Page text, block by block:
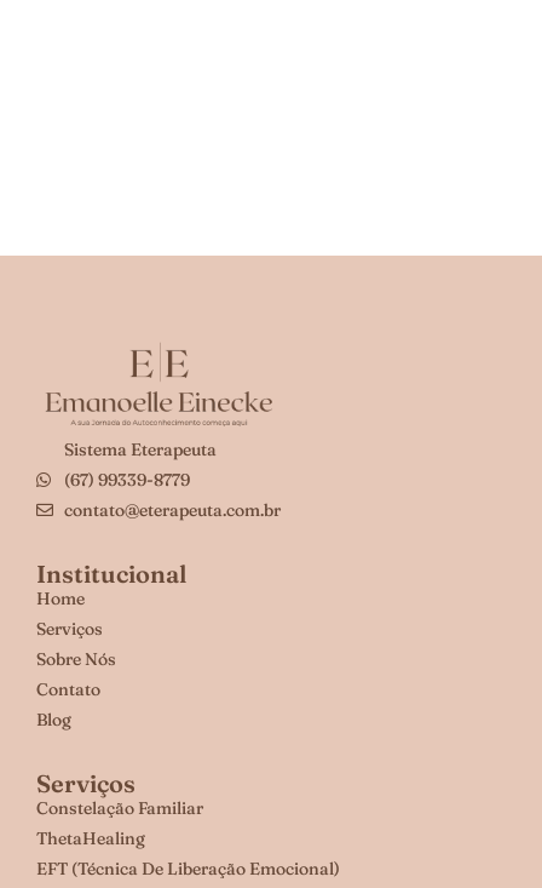
Sistema Eterapeuta
(67) 99339-8779
contato@eterapeuta.com.br
Institucional
Home
Serviços
Sobre Nós
Contato
Blog
Serviços
Constelação Familiar
ThetaHealing
EFT (Técnica De Liberação Emocional)